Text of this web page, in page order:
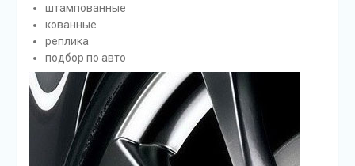
штампованные
кованные
реплика
подбор по авто